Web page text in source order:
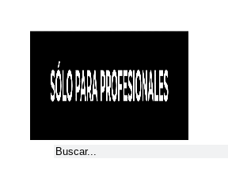
Buscar